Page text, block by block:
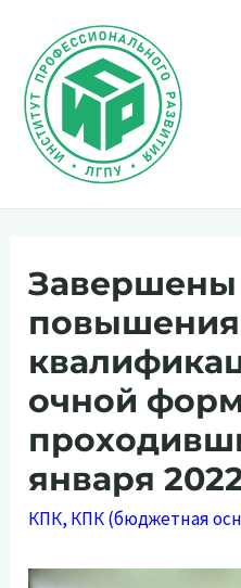
содержимому
Завершены
повышения
очной
января
КПК, КПК (бюджетная